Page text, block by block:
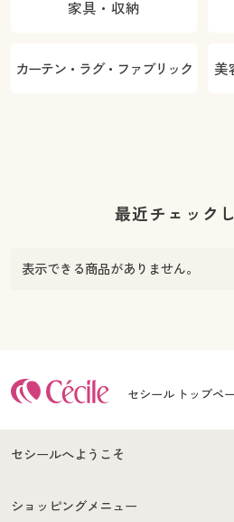
家具・収納
カーテン・ラグ・ファブリック 美
最近チェック
表示できる商品がありません。
セシール トップペ
セシールへようこそ
はじめての方へ
ショッピングメニュー